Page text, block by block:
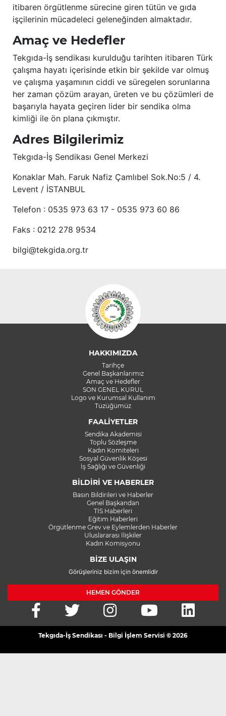
itibaren örgütlenme sürecine giren tütün ve gıda
işçilerinin mücadeleci geleneğinden almaktadır.
Amaç ve Hedefler
Tekgıda-İş sendikası kurulduğu tarihten itibaren Türk
çalışma hayatı içerisinde etkin bir şekilde var olmuş
ve çalışma yaşamının ciddi ve süregelen sorunlarına
her zaman çözüm arayan, üreten ve bu çözümleri de
başarıyla hayata geçiren lider bir sendika olma
kimliği ile ön plana çıkmıştır.
Adres Bilgilerimiz
Tekgıda-İş Sendikası Genel Merkezi
Konaklar Mah. Faruk Nafiz Çamlıbel Sok.No:5 / 4.
Levent / İSTANBUL
Telefon : 0535 973 63 17 - 0535 973 60 86
Faks : 0212 278 9534
bilgi@tekgida.org.tr
HAKKIMIZDA
Tarihçe
Genel Başkanlarımız
Amaç ve Hedefler
SON GENEL KURUL
Logo ve Kurumsal Kullanım
Tüzüğümüz
FAALİYETLER
Sendika Akademisi
Toplu Sözleşme
Kadın Komiteleri
Sosyal Güvenlik Köşesi
İş Sağlığı ve Güvenliği
BİLDİRİ VE HABERLER
Basın Bildirileri ve Haberler
Genel Başkandan
TİS Haberleri
Eğitim Haberleri
Örgütlenme Grev ve Eylemlerden Haberler
Uluslararası İlişkiler
Kadın Komisyonu
BİZE ULAŞIN
Görüşleriniz bizim için önemlidir
HEMEN GÖNDER
Tekgıda-İş Sendikası - Bilgi İşlem Servisi © 2026